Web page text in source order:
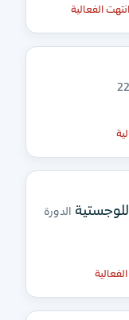
انتهت الفعالية
الدورة